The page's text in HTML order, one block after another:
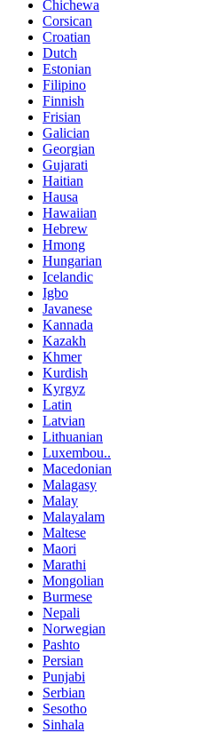
Chichewa
Corsican
Croatian
Dutch
Estonian
Filipino
Finnish
Frisian
Galician
Georgian
Gujarati
Haitian
Hausa
Hawaiian
Hebrew
Hmong
Hungarian
Icelandic
Igbo
Javanese
Kannada
Kazakh
Khmer
Kurdish
Kyrgyz
Latin
Latvian
Lithuanian
Luxembou..
Macedonian
Malagasy
Malay
Malayalam
Maltese
Maori
Marathi
Mongolian
Burmese
Nepali
Norwegian
Pashto
Persian
Punjabi
Serbian
Sesotho
Sinhala